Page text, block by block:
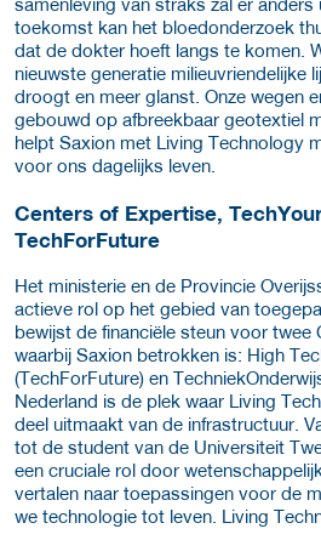
toekomst kan het bloedonderzoek
dat de dokter hoeft langs te komen.
nieuwste generatie milieuvriendelijke
droogt en meer glanst. Onze wegen
gebouwd op afbreekbaar geotextiel
helpt Saxion met Living Technology
voor ons dagelijks leven.
Centers of Expertise,
TechForFuture
Het ministerie en de Provincie
actieve rol op het gebied van
bewijst de financiële steun voor twee
waarbij Saxion betrokken is: High
(TechForFuture) en
Nederland is de plek waar Living
deel uitmaakt van de infrastructuur.
tot de student van de Universiteit
een cruciale rol door
vertalen naar toepassingen voor de
we technologie tot leven. Living